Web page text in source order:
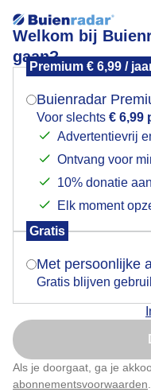
Welkom bij
gaan?
Premium € 6,99 /
Buienradar
Voor slechts € 6,99
Advertentievrij
Ontvang voor
10% donatie
Elk moment
Gratis
Met persoonlijke
Gratis blijven
Als je doorgaat, ga je
abonnementsvoorwaarden
Zon stapelwolken
Door: Janneke Middendorp
Mogen we je
Indien je hier nog
verschijnt er zo
Is
Nu
Klik hier